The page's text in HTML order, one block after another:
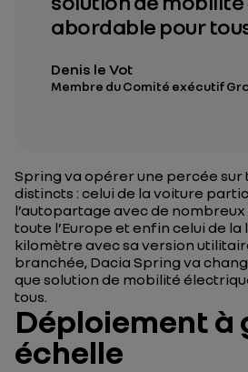
abordable pour
Denis le Vot
Membre du Comité exécutif
Spring va opérer une percée sur
distincts : celui de la voiture
l’autopartage avec de
toute l’Europe et enfin celui de
kilomètre avec sa version
branchée, Dacia Spring va
que solution de mobilité
tous.
Déploiement à
échelle